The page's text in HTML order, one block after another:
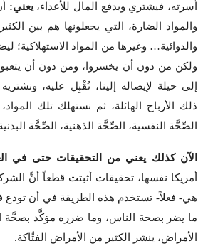
أسرته، فيشتري ويدفع المال للأعداء،يعني:
والمواد الضارة، التي يجعلونها هم بين
والدوائية… وغيرها من المواد الاستهلاكية؛
ولكن من دون أن يخسروا، ومن دون أن
إلى حيلة لإيصاله إلينا، نُقْبِل عليه،
ذلك الأرباح الهائلة، ثم نستهلك تلك المواد،
الصِّحَّة النفسية، الصِّحَّة الذهنية، الصِّحَّة
الآن كذلك يعني من التحقيقات حتى في
أمريكا نفسها، تحقيقات أثبتت قطعاً أنَّ
هي- فعلاً- تستخدم هذه الطريقة في أن تودع
ما يضر بصحة الناس، وما ضرره مؤكَّد بصحَّة
الأمراض، ينشر الكثير من الأمراض الفتَّاكة.